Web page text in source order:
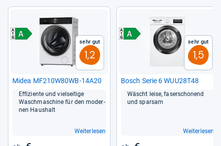
Sehr gut
1,2
Midea MF210W80WB-​14A20
Effi­zi­ente und viel­sei­tige
Wasch­ma­schine für den moder­
nen Haus­halt
Weiterlesen
Sehr gut
1,5
Bosch Serie 6 WUU28T48
Wäscht leise, faser­scho­nend
und spar­sam
Weiterlesen